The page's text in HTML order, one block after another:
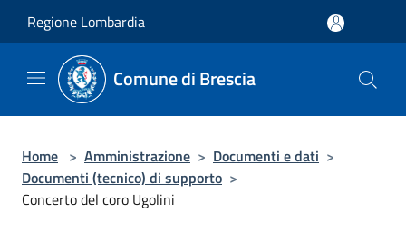
Regione Lombardia
Comune di Brescia
Home > Amministrazione > Documenti e dati >
Documenti (tecnico) di supporto >
Concerto del coro Ugolini